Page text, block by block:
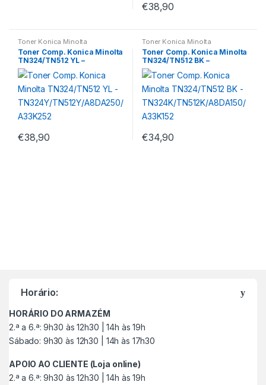
€38,90
Toner Konica Minolta
Toner Comp. Konica Minolta
TN324/TN512 YL –
TN324Y/TN512Y/A8DA250/A
33K252
€38,90
Toner Konica Minolta
Toner Comp. Konica Minolta
TN324/TN512 BK –
TN324K/TN512K/A8DA150/A
33K152
€34,90
Horário:
HORÁRIO DO ARMAZÉM
2.ª a 6.ª: 9h30 às 12h30 | 14h às 19h
Sábado: 9h30 às 12h30 | 14h às 17h30
APOIO AO CLIENTE (Loja online)
2.ª a 6.ª: 9h30 às 12h30 | 14h às 19h